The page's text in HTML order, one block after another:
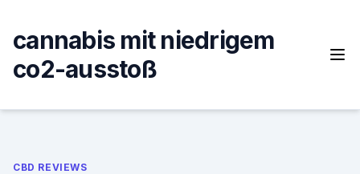
content
cannabis mit niedrigem
co2-ausstoß
CBD REVIEWS